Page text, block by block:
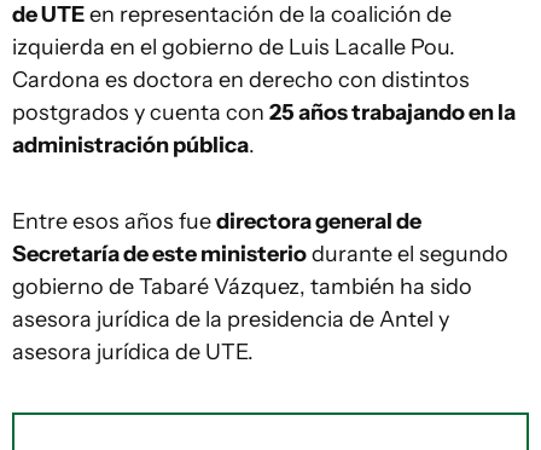
de UTEen representación de la coalición de
izquierda en el gobierno de Luis Lacalle Pou.
Cardona es doctora en derecho con distintos
postgrados y cuenta con 25 años trabajando en la
administración pública.
Entre esos años fuedirectora general de
Secretaría de este ministeriodurante el segundo
gobierno de Tabaré Vázquez, también ha sido
asesora jurídica de la presidencia de Antel y
asesora jurídica de UTE.